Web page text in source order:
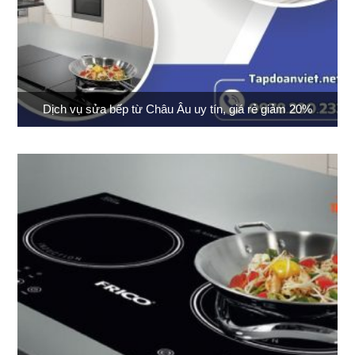
Dịch vụ sửa bếp từ Châu Âu uy tín, giá rẻ giảm 20%